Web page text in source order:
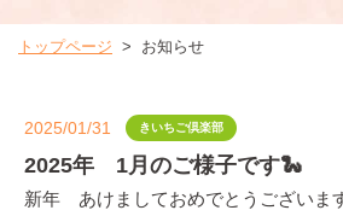
トップページ お知らせ
2025/01/31 きいちご倶楽部
2025年 1月のご様子です🐍
新年 あけましておめでとうございま